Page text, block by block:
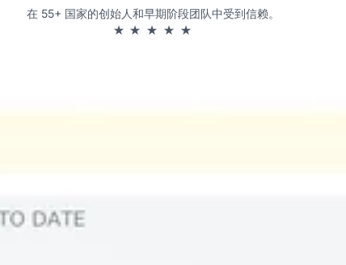
在 55+ 国家的创始人和早期阶段团队中受到信赖。
★ ★ ★ ★ ★